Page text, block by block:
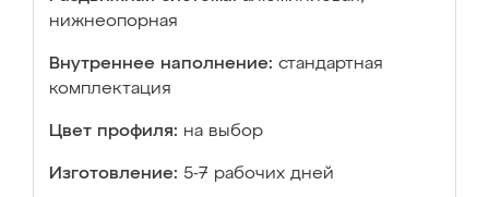
нижнеопорная
Внутреннее наполнение: стандартная
комплектация
Цвет профиля: на выбор
Изготовление: 5-7 рабочих дней